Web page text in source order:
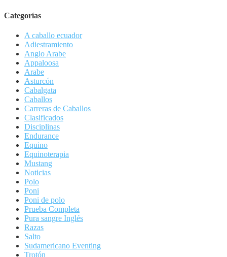
Categorías
A caballo ecuador
Adiestramiento
Anglo Arabe
Appaloosa
Arabe
Asturcón
Cabalgata
Caballos
Carreras de Caballos
Clasificados
Disciplinas
Endurance
Equino
Equinoterapia
Mustang
Noticias
Polo
Poni
Poni de polo
Prueba Completa
Pura sangre Inglés
Razas
Salto
Sudamericano Eventing
Trotón